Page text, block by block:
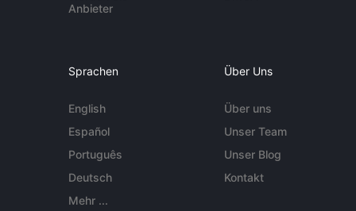
Anbieter
Sprachen
English
Español
Português
Deutsch
Mehr ...
Über Uns
Über uns
Unser Team
Unser Blog
Kontakt